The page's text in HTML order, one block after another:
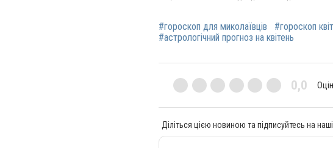
#гороскоп для миколаївців #гороскоп
#астрологічний прогноз на квітень
0,0
Діліться цією новиною та підписуйтесь на